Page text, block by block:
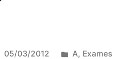
05/03/2012 A, Exames